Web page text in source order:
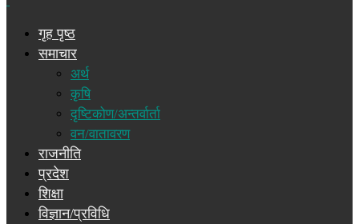
गृह पृष्ठ
समाचार
अर्थ
कृषि
दृष्टिकोण/अन्तर्वार्ता
वन/वातावरण
राजनीति
प्रदेश
शिक्षा
विज्ञान/प्रविधि